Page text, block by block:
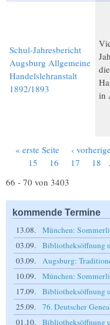
Schul-Jahresbericht
Augsburg Allgemeine
Handelslehranstalt
1892/1893
in
Seiten
« erste Seite ‹
15 16 17 18
66 - 70 von 3403
kommende Termine
13.08.
München:
03.09.
Bibliotheksöffnung
03.09.
Augsburg:
10.09.
München:
17.09.
Bibliotheksöffnung
25.09.
76. Deutscher
01.10.
Bibliotheksöffnung